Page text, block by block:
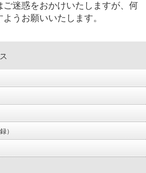
ご迷惑をおかけいたしますが、何
うお願いいたします。
）